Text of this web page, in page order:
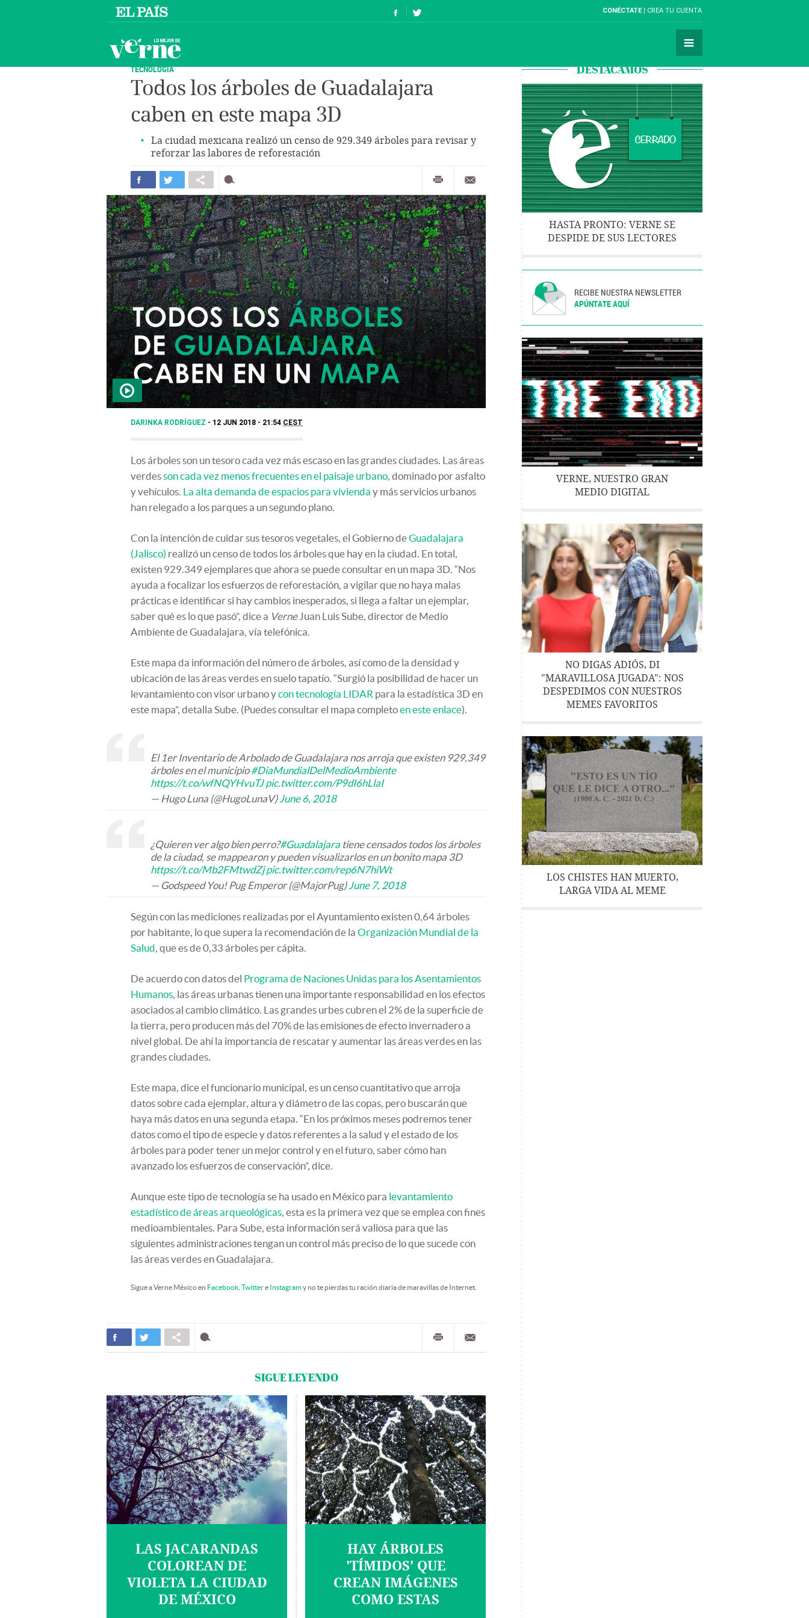
CONÉCTATE CREA TU CUENTA
TECNOLOGÍA
Todos los árboles de Guadalajara
caben en este mapa 3D
La ciudad mexicana realizó un censo de 929.349 árboles para revisar y
reforzar las labores de reforestación
DARINKA RODRÍGUEZ 12 JUN 2018 - 21:54 CEST
Los árboles son un tesoro cada vez más escaso en las grandes ciudades. Las áreas
verdesson cada vez menos frecuentes en el paisaje urbano, dominado por asfalto
y vehículos. La alta demanda de espacios para vivienda y más servicios urbanos
han relegado a los parques a un segundo plano.
Con la intención de cuidar sus tesoros vegetales, el Gobierno deGuadalajara
(Jalisco) realizó un censo de todos los árboles que hay en la ciudad. En total,
existen 929.349 ejemplares que ahora se puede consultar en un mapa 3D. “Nos
ayuda a focalizar los esfuerzos de reforestación, a vigilar que no haya malas
prácticas e identificar si hay cambios inesperados, si llega a faltar un ejemplar,
saber qué es lo que pasó”, dice a VerneJuan Luis Sube, director de Medio
Ambiente de Guadalajara, vía telefónica.
Este mapa da información del número de árboles, así como de la densidad y
ubicación de las áreas verdes en suelo tapatío. “Surgió la posibilidad de hacer un
levantamiento con visor urbano ycon tecnología LIDAR para la estadística 3D en
este mapa”, detalla Sube. (Puedes consultar el mapa completoen este enlace).
El 1er Inventario de Arbolado de Guadalajara nos arroja que existen 929,349
árboles en el municipio#DiaMundialDelMedioAmbiente⁠ ⁠
https://t.co/wfNQYHvuTJ pic.twitter.com/P9dI6hLlaI
— Hugo Luna (@HugoLunaV)June 6, 2018
¿Quieren ver algo bien perro?#Guadalajara tiene censados todos los árboles
de la ciudad, se mappearon y pueden visualizarlos en un bonito mapa 3D
https://t.co/Mb2FMtwdZj pic.twitter.com/rep6N7hiWt
— Godspeed You! Pug Emperor (@MajorPug)June 7, 2018
Según con las mediciones realizadas por el Ayuntamiento existen 0,64 árboles
por habitante, lo que supera la recomendación de la Organización Mundial de la
Salud, que es de 0,33 árboles per cápita.
De acuerdo con datos del Programa de Naciones Unidas para los Asentamientos
Humanos, las áreas urbanas tienen una importante responsabilidad en los efectos
asociados al cambio climático. Las grandes urbes cubren el 2% de la superficie de
la tierra, pero producen más del 70% de las emisiones de efecto invernadero a
nivel global. De ahí la importancia de rescatar y aumentar las áreas verdes en las
grandes ciudades.
Este mapa, dice el funcionario municipal, es un censo cuantitativo que arroja
datos sobre cada ejemplar, altura y diámetro de las copas, pero buscarán que
haya más datos en una segunda etapa. “En los próximos meses podremos tener
datos como el tipo de especie y datos referentes a la salud y el estado de los
árboles para poder tener un mejor control y en el futuro, saber cómo han
avanzado los esfuerzos de conservación”, dice.
Aunque este tipo de tecnología se ha usado en México para levantamiento
estadístico de áreas arqueológicas, esta es la primera vez que se emplea con fines
medioambientales. Para Sube, esta información será valiosa para que las
siguientes administraciones tengan un control más preciso de lo que sucede con
las áreas verdes en Guadalajara.
Sigue a Verne México en Facebook Twittere Instagramy no te pierdas tu ración diaria de maravillas de Internet.
SIGUE LEYENDO
LAS JACARANDAS
COLOREAN DE
VIOLETA LA CIUDAD
DE MÉXICO
HAY ÁRBOLES
'TÍMIDOS' QUE
CREAN IMÁGENES
COMO ESTAS
DESTACAMOS
HASTA PRONTO: VERNE SE
DESPIDE DE SUS LECTORES
RECIBE NUESTRA NEWSLETTER
APÚNTATE AQUÍ
VERNE, NUESTRO GRAN
MEDIO DIGITAL
NO DIGAS ADIÓS, DI
"MARAVILLOSA JUGADA": NOS
DESPEDIMOS CON NUESTROS
MEMES FAVORITOS
LOS CHISTES HAN MUERTO,
LARGA VIDA AL MEME